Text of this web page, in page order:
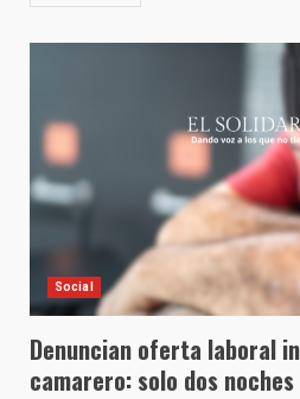
Social
Denuncian oferta laboral
camarero: solo dos